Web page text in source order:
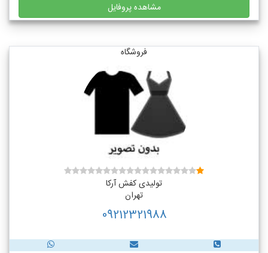
مشاهده پروفایل
فروشگاه
تولیدی کفش آرکا
تهران
09212321988